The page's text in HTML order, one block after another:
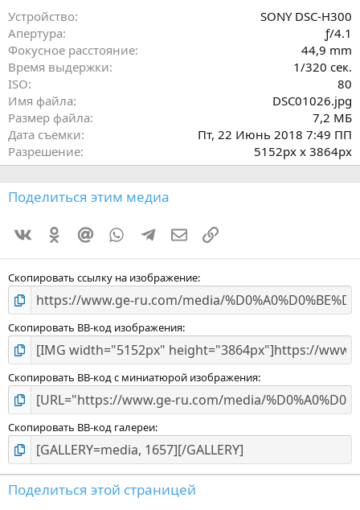
Устройство
SONY DSC-H300
Апертура
ƒ/4.1
Фокусное расстояние
44,9 mm
Время выдержки
1/320 сек.
ISO
80
Имя файла
DSC01026.jpg
Размер файла
7,2 МБ
Дата съемки
Пт, 22 Июнь 2018 7:49 ПП
Разрешение
5152px x 3864px
Поделиться этим медиа
VkontakteOdnoklassniki
Mail.ruWhatsAppTelegramЭлектронная почта
Ссылка
Скопировать ссылку на изображение
Скопировать BB-код изображения
Скопировать BB-код с миниатюрой изображения
Скопировать BB-код галереи
Поделиться этой страницей